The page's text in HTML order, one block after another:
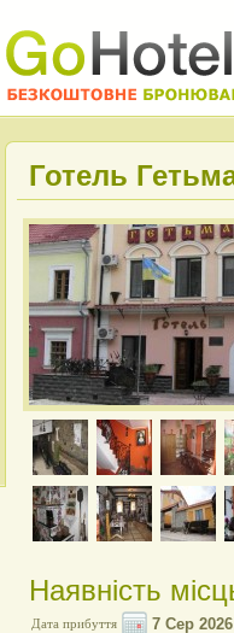
Готель
Наявність
Дата прибуття